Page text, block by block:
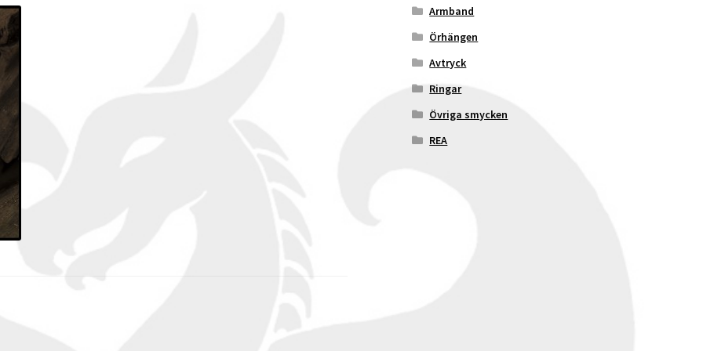
Armband
Örhängen
Avtryck
Ringar
Övriga smycken
REA